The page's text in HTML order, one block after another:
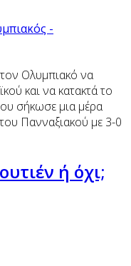
-
τον Ολυμπιακό να
και να κατακτά το
σήκωσε μια μέρα
Πανναξιακού με 3-0
ή όχι;